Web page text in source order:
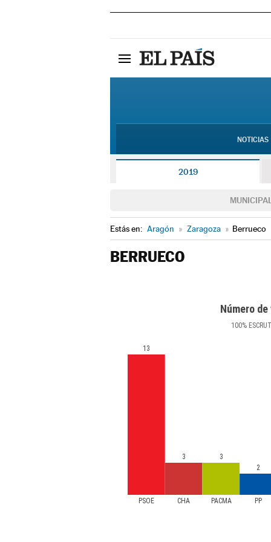
NOTICIAS
2019
Estás en: Aragón » Zaragoza » Berrueco
BERRUECO
Número
100%
PSOE CHA PACMA PP
13
3
3
2